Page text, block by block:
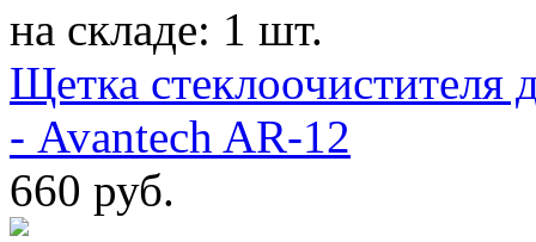
на складе: 1 шт.
Щетка стеклоочистителя
- Avantech AR-12
660 руб.